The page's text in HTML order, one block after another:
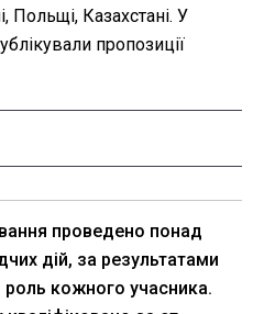
Польщі, Казахстані. У
пропозиції
проведено понад
дій, за результатами
роль кожного учасника.